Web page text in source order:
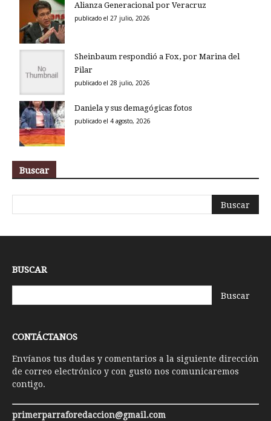
Alianza Generacional por Veracruz
publicado el 27 julio, 2026
Sheinbaum respondió a Fox, por Marina del
Pilar
publicado el 28 julio, 2026
Daniela y sus demagógicas fotos
publicado el 4 agosto, 2026
Buscar
BUSCAR
CONTÁCTANOS
Envíanos tus dudas y comentarios a la siguiente dirección
de correo electrónico y con gusto nos comunicaremos
contigo.
primerparraforedaccion@gmail.com